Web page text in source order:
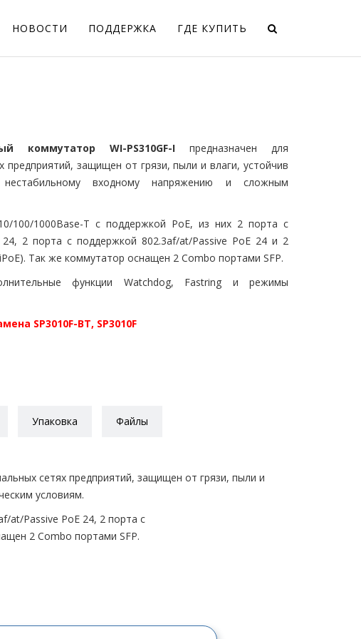
НОВОСТИ ПОДДЕРЖКА ГДЕ КУПИТЬ
коммутатор WI-PS310GF-I предназначен для
предприятий, защищен от грязи, пыли и влаги, устойчив
входному напряжению и сложным
100/1000Base-Т с поддержкой PoE, из них 2 порта с
2 порта с поддержкой 802.3af/at/Passive PoE 24 и 2
Так же коммутатор оснащен 2 Combo портами SFP.
функции Watchdog, Fastring и режимы
SP3010F-BT, SP3010F
Упаковка Файлы
сетях предприятий, защищен от грязи, пыли и
условиям.
at/Passive PoE 24, 2 порта с
2 Combo портами SFP.